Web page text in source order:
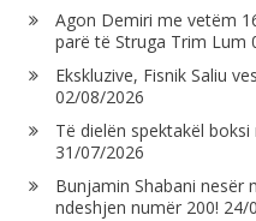
Agon Demiri me vetëm
parë të Struga Trim Lum
Ekskluzive, Fisnik Saliu
02/08/2026
Të dielën spektakël
31/07/2026
Bunjamin Shabani nesër
ndeshjen numër 200! 24/